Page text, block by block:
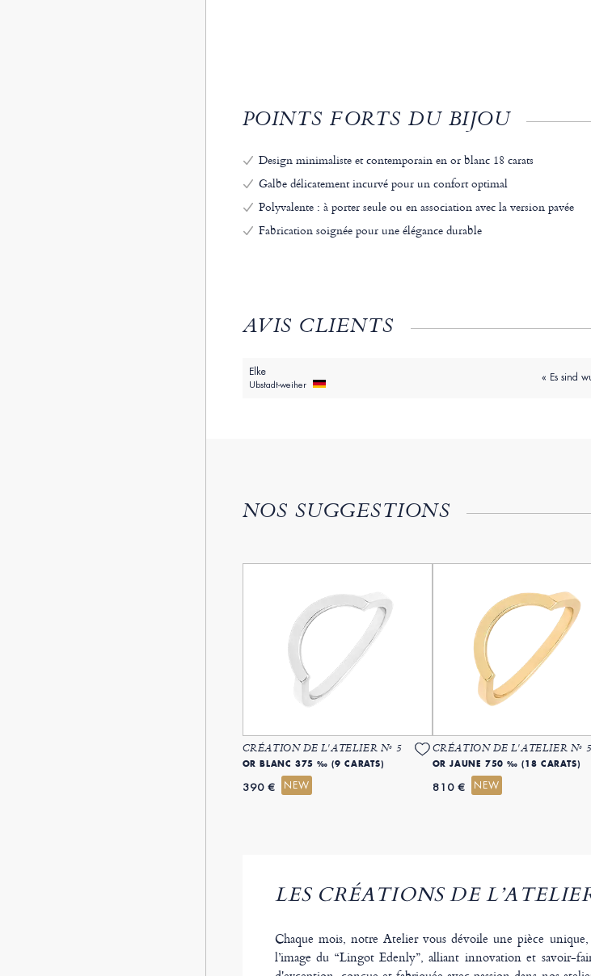
POINTS FORTS DU BIJOU
Design minimaliste et contemporain en or blanc 18 carats
Galbe délicatement incurvé pour un confort optimal
Polyvalente : à porter seule ou en association avec la version pavée
Fabrication soignée pour une élégance durable
AVIS CLIENTS
Elke
Ubstadt-weiher
« Es sind
NOS SUGGESTIONS
CRÉATION DE L'ATELIER Nº 5
OR BLANC 375 ‰ (9 CARATS)
390 € NEW
CRÉATION DE L'ATELIER Nº 5
OR JAUNE 750 ‰ (18 CARATS)
810 € NEW
LES CRÉATIONS DE
Chaque mois, notre Atelier vous dévoile une pièce
l’image du “Lingot Edenly”, alliant innovation et savoir-